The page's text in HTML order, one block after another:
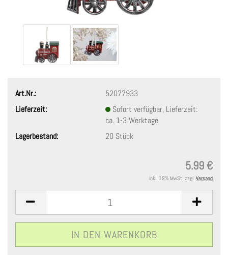
Art.Nr.:
52077933
Lieferzeit:
Sofort verfügbar, Lieferzeit:
ca. 1-3 Werktage
Lagerbestand:
20 Stück
5.99 €
inkl. 19% MwSt. zzgl. Versand